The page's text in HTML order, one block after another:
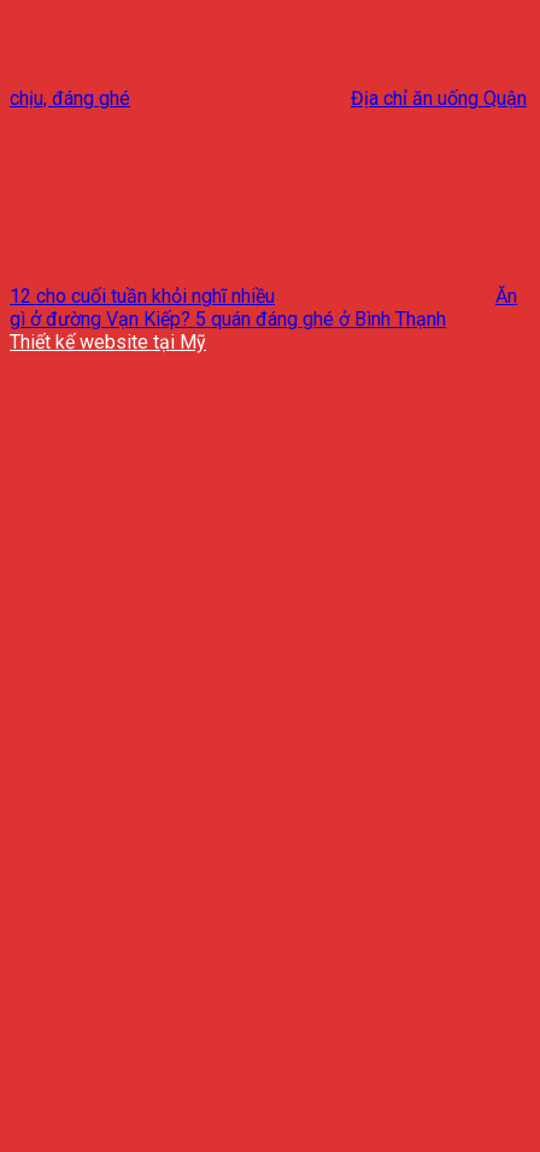
chịu, đáng ghé Địa chỉ ăn uống Quận
12 cho cuối tuần khỏi nghĩ nhiều
Ăn
gì ở đường Vạn Kiếp? 5 quán đáng ghé ở Bình Thạnh
Thiết kế website tại Mỹ